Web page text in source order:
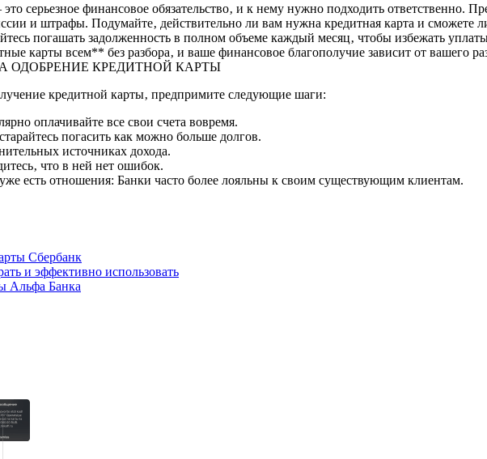
серьезное финансовое обязательство‚ и к нему нужно подходить ответственно.
и штрафы. Подумайте‚ действительно ли вам нужна кредитная карта и сможете
погашать задолженность в полном объеме каждый месяц‚ чтобы избежать
карты всем** без разбора‚ и ваше финансовое благополучие зависит от вашего
КРЕДИТНОЙ КАРТЫ
кредитной карты‚ предпримите следующие шаги:
оплачивайте все свои счета вовремя.
погасить как можно больше долгов.
источниках дохода.
что в ней нет ошибок.
есть отношения: Банки часто более лояльны к своим существующим клиентам.
Сбербанк
и эффективно использовать
Альфа Банка